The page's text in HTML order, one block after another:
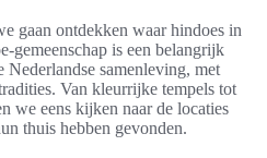
gaan ontdekken waar hindoes in
gemeenschap is een belangrijk
Nederlandse samenleving, met
Van kleurrijke tempels tot
we eens kijken naar de locaties
thuis hebben gevonden.